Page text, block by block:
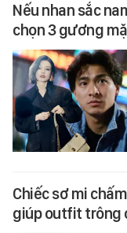
Nếu nhan sắc
chọn 3 gương
Chiếc sơ mi
giúp outfit trông